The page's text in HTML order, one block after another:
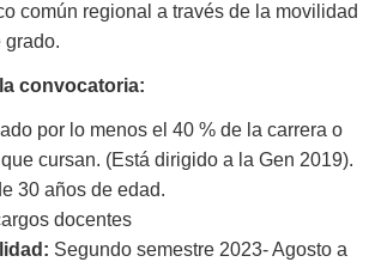
común regional a través de la movilidad
grado.
convocatoria:
por lo menos el 40 % de la carrera o
cursan. (Está dirigido a la Gen 2019).
30 años de edad.
docentes
Segundo semestre 2023- Agosto a